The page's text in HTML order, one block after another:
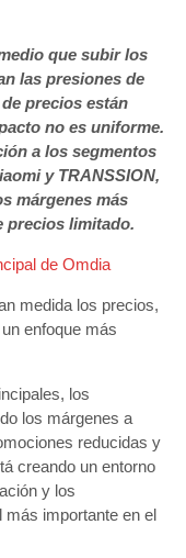
que subir los
las presiones de
precios están
no es uniforme.
a los segmentos
y TRANSSION,
márgenes más
precios limitado.
de Omdia
medida los precios,
enfoque más
los
los márgenes a
reducidas y
creando un entorno
y los
más importante en el